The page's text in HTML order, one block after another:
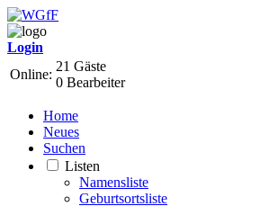
Login
Online:
21 Gäste
0 Bearbeiter
Home
Neues
Suchen
Listen
Namensliste
Geburtsortsliste